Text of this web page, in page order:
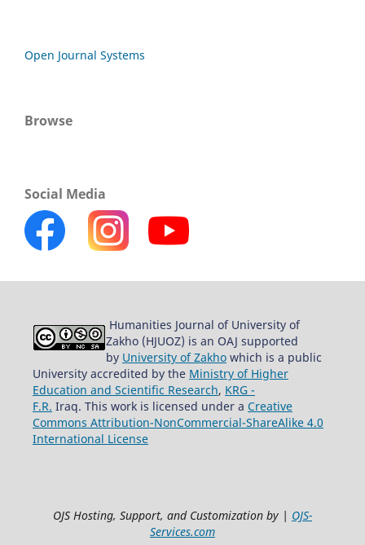
Open Journal Systems
Browse
Social Media
Humanities Journal of University of
Zakho (HJUOZ) is an OAJ supported
by University of Zakho which is a public
University accredited by the Ministry of Higher
Education and Scientific Research, KRG -
F.R. Iraq. This work is licensed under a Creative
Commons Attribution-NonCommercial-ShareAlike 4.0
International License
OJS Hosting, Support, and Customization by | OJS-
Services.com